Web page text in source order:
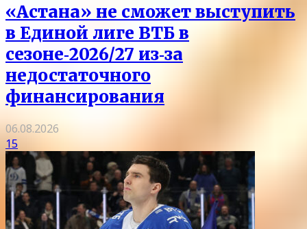
«Астана» не сможет выступить
в Единой лиге ВТБ в
сезоне‑2026/27 из‑за
недостаточного
финансирования
06.08.2026
15